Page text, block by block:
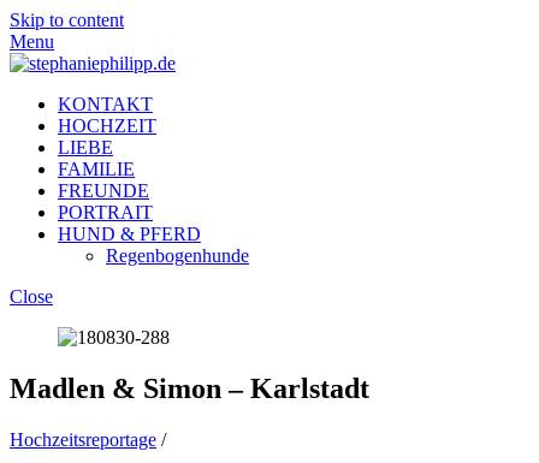
Skip to content
Menu
KONTAKT
HOCHZEIT
LIEBE
FAMILIE
FREUNDE
PORTRAIT
HUND & PFERD
Regenbogenhunde
Close
Madlen & Simon – Karlstadt
Hochzeitsreportage /